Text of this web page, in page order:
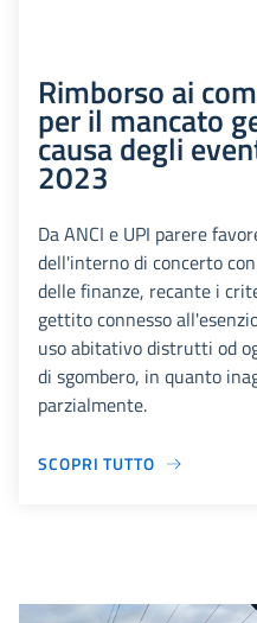
Rimborso ai
per il mancato
causa degli
2023
Da ANCI e UPI parere
dell'interno di concerto
delle finanze, recante i
gettito connesso
uso abitativo distrutti od
di sgombero, in quanto
parzialmente.
SCOPRI TUTTO